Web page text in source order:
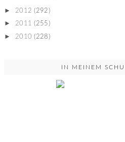
► 2012 (292)
► 2011 (255)
► 2010 (228)
IN MEINEM